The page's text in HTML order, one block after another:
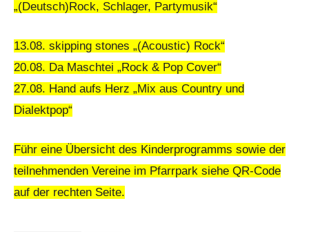
„(Deutsch)Rock, Schlager, Partymusik“
13.08. skipping stones „(Acoustic) Rock“
20.08. Da Maschtei „Rock & Pop Cover“
27.08. Hand aufs Herz „Mix aus Country und
Dialektpop“
Führ eine Übersicht des Kinderprogramms sowie der
teilnehmenden Vereine im Pfarrpark siehe QR-Code
auf der rechten Seite.